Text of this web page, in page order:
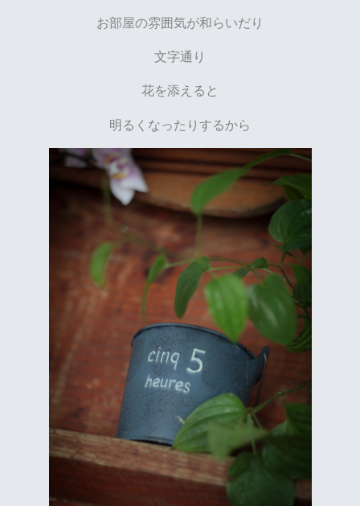
お部屋の雰囲気が和らいだり
文字通り
花を添えると
明るくなったりするから